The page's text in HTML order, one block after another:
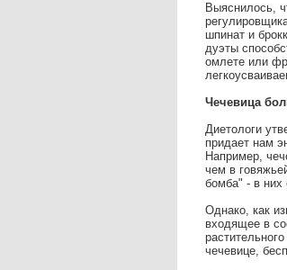
Выяснилось,
шпинат и
дуэты
омлете или
Чечевица
Диетологи
придает нам
Например,
чем в
бомба" - в них
Однако, как
входящее в
чечевице,